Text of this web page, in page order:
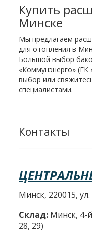
Купить
Минске
Мы предлагаем
для отопления в
Большой выбор
«Коммунэнерго»
выбор или
специалистами.
Контакты
Минск, 220015,
Склад: Минск, 4-
28, 29)